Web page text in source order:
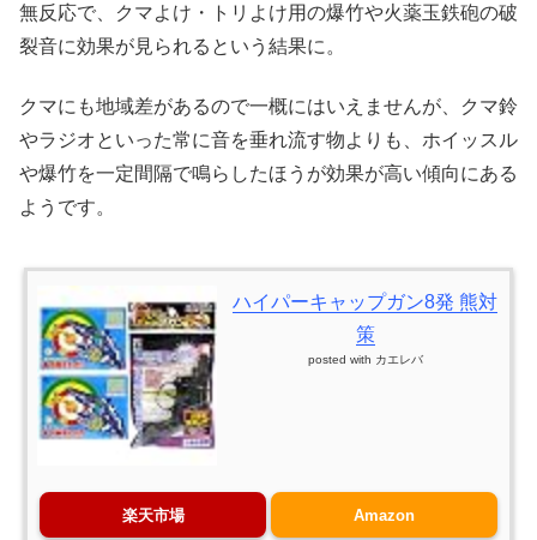
無反応で、クマよけ・トリよけ用の爆竹や火薬玉鉄砲の破
裂音に効果が見られるという結果に。
クマにも地域差があるので一概にはいえませんが、クマ鈴
やラジオといった常に音を垂れ流す物よりも、ホイッスル
や爆竹を一定間隔で鳴らしたほうが効果が高い傾向にある
ようです。
ハイパーキャップガン8発 熊対
策
posted with カエレバ
楽天市場 Amazon